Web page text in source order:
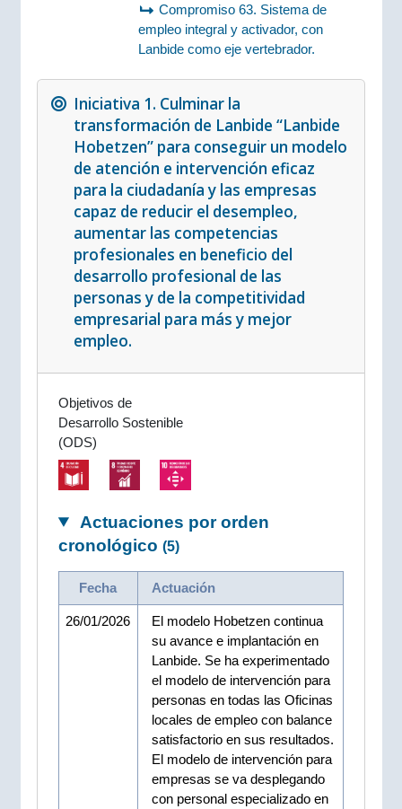
Compromiso 63. Sistema de
empleo integral y activador, con
Lanbide como eje vertebrador.
Iniciativa 1. Culminar la
transformación de Lanbide “Lanbide
Hobetzen” para conseguir un modelo
de atención e intervención eficaz
para la ciudadanía y las empresas
capaz de reducir el desempleo,
aumentar las competencias
profesionales en beneficio del
desarrollo profesional de las
personas y de la competitividad
empresarial para más y mejor
empleo.
Objetivos de
Desarrollo Sostenible
(ODS)
Actuaciones por orden
cronológico (5)
Fecha Actuación
26/01/2026
El modelo Hobetzen continua
su avance e implantación en
Lanbide. Se ha experimentado
el modelo de intervención para
personas en todas las Oficinas
locales de empleo con balance
satisfactorio en sus resultados.
El modelo de intervención para
empresas se va desplegando
con personal especializado en